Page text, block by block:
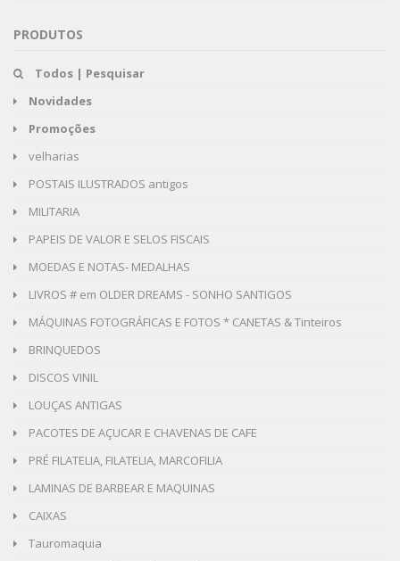
PRODUTOS
Todos | Pesquisar
Novidades
Promoções
velharias
POSTAIS ILUSTRADOS antigos
MILITARIA
PAPEIS DE VALOR E SELOS FISCAIS
MOEDAS E NOTAS- MEDALHAS
LIVROS # em OLDER DREAMS - SONHO SANTIGOS
MÁQUINAS FOTOGRÁFICAS E FOTOS * CANETAS & Tinteiros
BRINQUEDOS
DISCOS VINIL
LOUÇAS ANTIGAS
PACOTES DE AÇUCAR E CHAVENAS DE CAFE
PRÉ FILATELIA, FILATELIA, MARCOFILIA
LAMINAS DE BARBEAR E MAQUINAS
CAIXAS
Tauromaquia